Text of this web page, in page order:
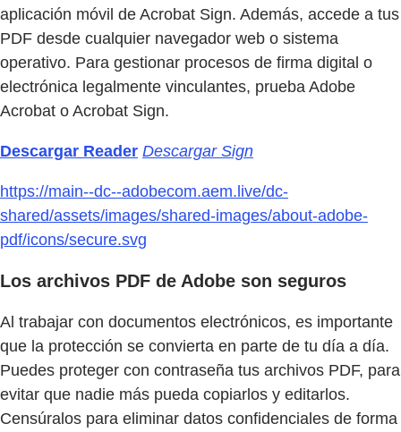
aplicación móvil de Acrobat Sign. Además, accede a tus
PDF desde cualquier navegador web o sistema
operativo. Para gestionar procesos de firma digital o
electrónica legalmente vinculantes, prueba Adobe
Acrobat o Acrobat Sign.
Descargar Reader Descargar Sign
https://main--dc--adobecom.aem.live/dc-
shared/assets/images/shared-images/about-adobe-
pdf/icons/secure.svg
Los archivos PDF de Adobe son seguros
Al trabajar con documentos electrónicos, es importante
que la protección se convierta en parte de tu día a día.
Puedes proteger con contraseña tus archivos PDF, para
evitar que nadie más pueda copiarlos y editarlos.
Censúralos para eliminar datos confidenciales de forma